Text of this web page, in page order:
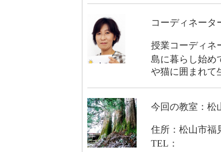
コーディネータ
授業コーディネ
島に暮らし始め
や猫に囲まれて
今回の教室：松
住所：松山市福
TEL：